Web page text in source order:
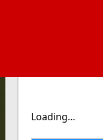
Loading…